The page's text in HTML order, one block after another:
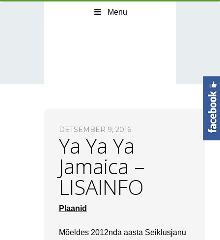
Menu
DETSEMBER 9, 2016
Ya Ya Ya
Jamaica –
LISAINFO
Plaanid
Mõeldes 2012nda aasta Seiklusjanu